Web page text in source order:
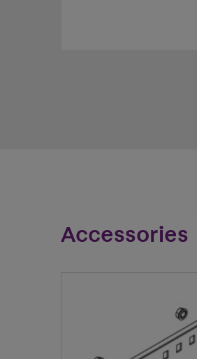
Accessories